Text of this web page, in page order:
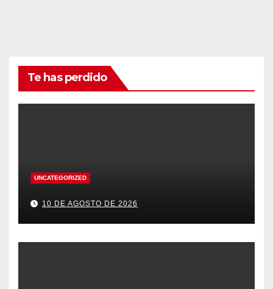
Te has perdido
UNCATEGORIZED
10 DE AGOSTO DE 2026